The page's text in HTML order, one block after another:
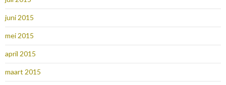
juni 2015
mei 2015
april 2015
maart 2015